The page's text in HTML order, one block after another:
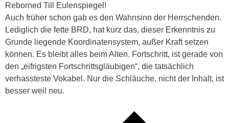
Reborned Till Eulenspiegel!
Auch früher schon gab es den Wahnsinn der Herrschenden.
Lediglich die fette BRD, hat kurz das, dieser Erkenntnis zu
Grunde liegende Koordinatensystem, außer Kraft setzen
können. Es bleibt alles beim Alten. Fortschritt, ist gerade von
den „eifrigsten Fortschrittsgläubigen“, die tatsächlich
verhassteste Vokabel. Nur die Schläuche, nicht der Inhalt, ist
besser weil neu.